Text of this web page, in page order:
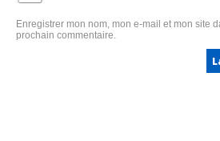
Enregistrer mon nom, mon e-mail et mon site
prochain commentaire.